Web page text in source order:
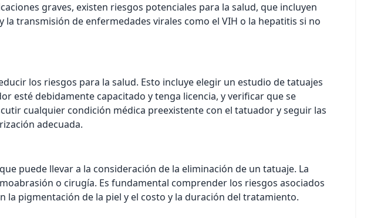
graves, existen riesgos potenciales para la salud, que incluyen
transmisión de enfermedades virales como el VIH o la hepatitis si no
los riesgos para la salud. Esto incluye elegir un estudio de tatuajes
esté debidamente capacitado y tenga licencia, y verificar que se
cualquier condición médica preexistente con el tatuador y seguir las
adecuada.
puede llevar a la consideración de la eliminación de un tatuaje. La
o cirugía. Es fundamental comprender los riesgos asociados
la pigmentación de la piel y el costo y la duración del tratamiento.